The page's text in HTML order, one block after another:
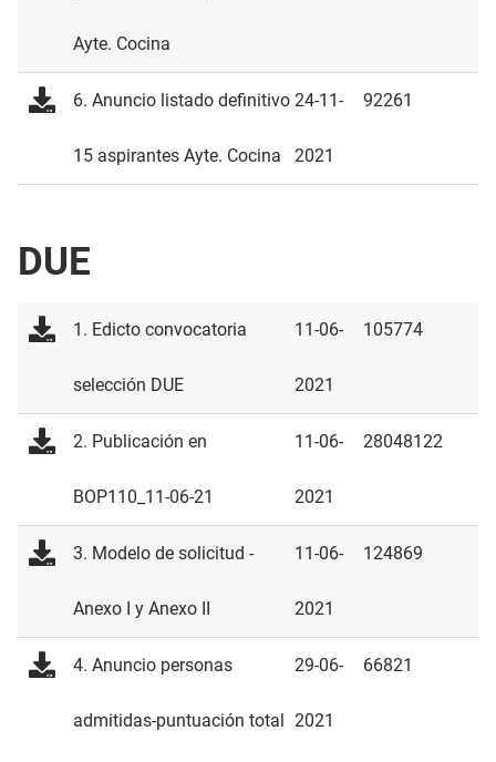
Ayte. Cocina
6. Anuncio listado definitivo
15 aspirantes Ayte. Cocina
24-11-
2021
92261
DUE
1. Edicto convocatoria
selección DUE
11-06-
2021
105774
2. Publicación en
BOP110_11-06-21
11-06-
2021
28048122
3. Modelo de solicitud -
Anexo I y Anexo II
11-06-
2021
124869
4. Anuncio personas
admitidas-puntuación total
29-06-
2021
66821